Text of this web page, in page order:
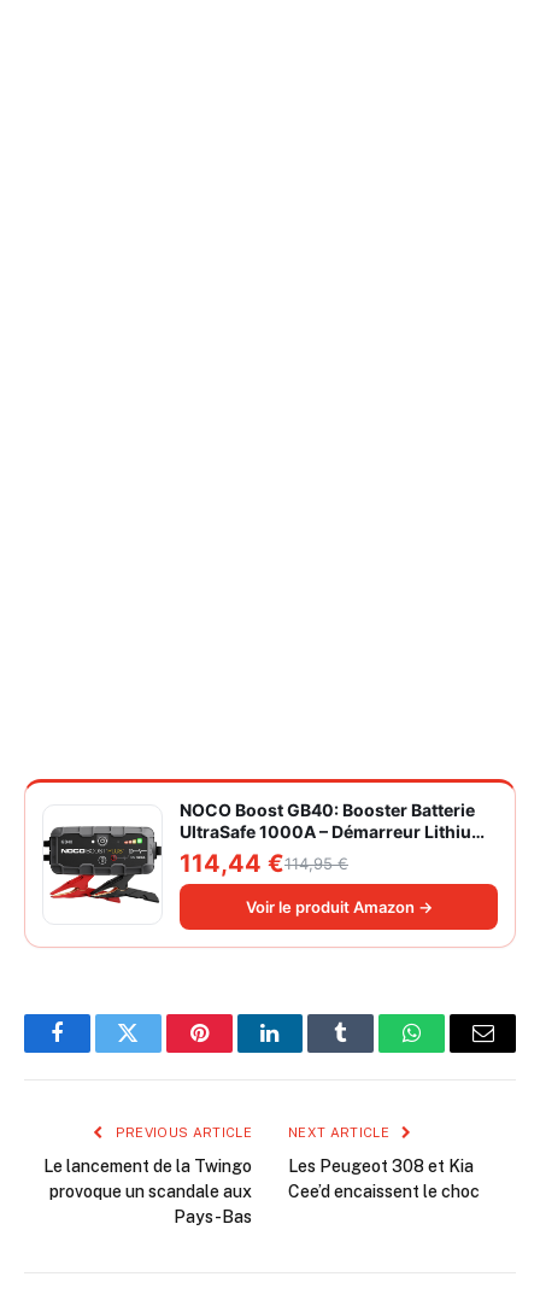
NOCO Boost GB40: Booster Batterie
UltraSafe 1000A – Démarreur Lithium
12V Portable avec Powerbank et
Chargeur USB – pour Moteurs
Essence 6,0L et Diesel 3,0L
114,44 €114,95 €
Voir le produit Amazon →
FacebookTwitter PinterestLinkedInTumblr WhatsAppEmail
PREVIOUS ARTICLE
Le lancement de la Twingo
provoque un scandale aux
Pays-Bas
NEXT ARTICLE
Les Peugeot 308 et Kia
Cee’d encaissent le choc